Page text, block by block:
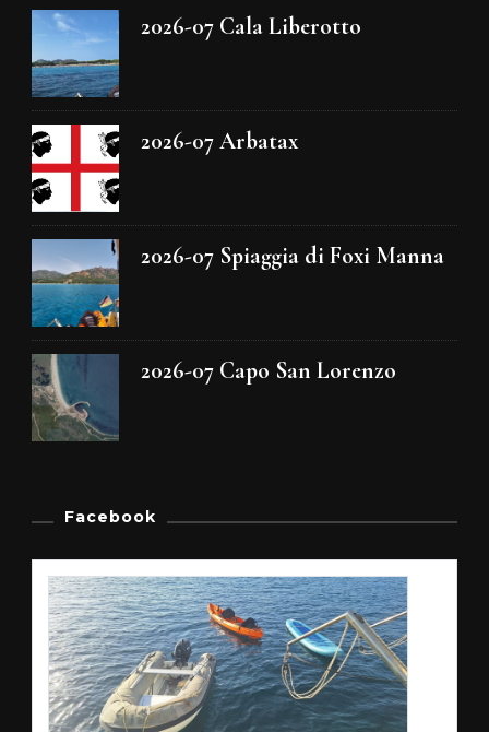
2026-07 Cala Liberotto
2026-07 Arbatax
2026-07 Spiaggia di Foxi Manna
2026-07 Capo San Lorenzo
Facebook